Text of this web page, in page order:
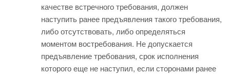
качестве встречного требования, должен
наступить ранее предъявления такого требования,
либо отсутствовать, либо определяться
моментом востребования. Не допускается
предъявление требования, срок исполнения
которого еще не наступил, если сторонами ранее